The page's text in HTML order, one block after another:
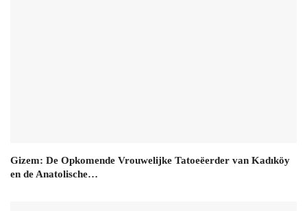
Gizem: De Opkomende Vrouwelijke Tatoeëerder van Kadıköy
en de Anatolische…